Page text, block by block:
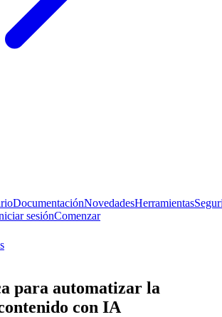
DocumentaciónNovedadesHerramientas
sesiónComenzar
para automatizar la
con IA